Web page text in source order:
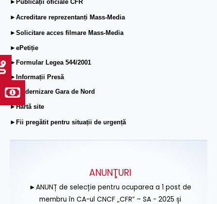
►Publicații oficiale CFR
►Acreditare reprezentanți Mass-Media
►Solicitare acces filmare Mass-Media
►ePetiție
►Formular Legea 544/2001
►Informații Presă
►Modernizare Gara de Nord
►Hartă site
►Fii pregătit pentru situații de urgență
ANUNŢURI
►ANUNȚ de selecție pentru ocuparea a 1 post de
membru în CA-ul CNCF „CFR” – SA - 2025 și